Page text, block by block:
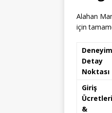
Alahan
için
Detay
Noktası
Giriş
Ücretleri
&